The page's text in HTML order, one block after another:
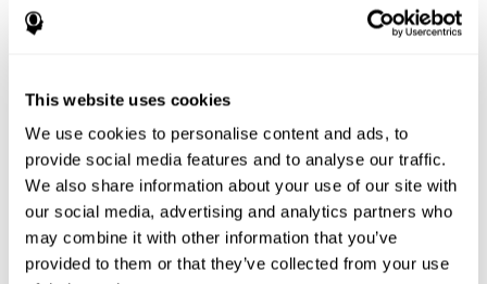
This website uses cookies
We use cookies to personalise content and ads, to
provide social media features and to analyse our traffic.
We also share information about your use of our site with
our social media, advertising and analytics partners who
may combine it with other information that you’ve
provided to them or that they’ve collected from your use
Korkman, M., Kirk, U., & Kemp, S (1998). NEPSY: A developmental
neuropsychological assessment. Psychological Corporation.
San Antonio, TX: Psychological corporation.
Stroop, J. R (1935). Studies of interference in serial verbal
reactions. Journal of experimental psychology, 18(6), 643.
Heaton, R. K. (1981). A manual for the Wisconsin card sorting
test. Western Psycological Services.
Tsotsos, L. E., Roggeveen, A. B., Sekuler, A. B., Vrkljan, B. H., &
Bennett, P. J. (2010). The effects of practice in a useful field of
view task on driving performance. Journal of Vision, 10(7), 152-